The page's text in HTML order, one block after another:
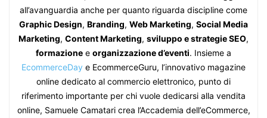
all’avanguardia anche per quanto riguarda discipline come
Graphic Design, Branding, Web Marketing, Social Media
Marketing, Content Marketing, sviluppo e strategie SEO,
formazione e organizzazione d’eventi. Insieme a
EcommerceDay e EcommerceGuru, l’innovativo magazine
online dedicato al commercio elettronico, punto di
riferimento importante per chi vuole dedicarsi alla vendita
online, Samuele Camatari crea l’Accademia dell’eCommerce,